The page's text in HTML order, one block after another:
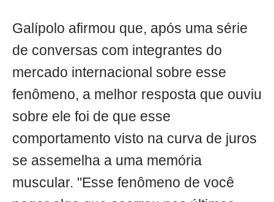
Galípolo afirmou que, após uma série
de conversas com integrantes do
mercado internacional sobre esse
fenômeno, a melhor resposta que ouviu
sobre ele foi de que esse
comportamento visto na curva de juros
se assemelha a uma memória
muscular. "Esse fenômeno de você